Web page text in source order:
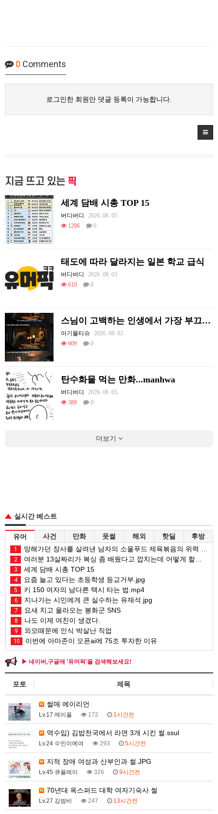
0 Comments
로그인한 회원만 댓글 등록이 가능합니다.
지금 뜨고 있는 픽
세계 담배 시총 TOP 15
버디버디
2026. 08. 05.
1206
0
태도에 따라 달라지는 일본 학교 급식
버디버디
2026. 08. 03.
610
0
스님이 고백하는 인생에서 가장 부끄러웠던 순간
아기물티슈
2026. 08. 02.
609
0
탄수화물 먹는 만화...manhwa
버디버디
2026. 08. 05.
389
0
더보기
실시간 베스트
유머 사건 만화 웃썰 해외 핫딜 후방
1 망해가던 장사를 살려낸 남자의 소울푸드 제육볶음의 위력 ㅋㅋ
2 여러분 13살짜리가 복싱 좀 배웠다고 깝치는데 어떻게 할까요?
3 세계 담배 시총 TOP 15
4 요즘 늘고 있다는 초등학생 등교거부.jpg
5 키 150 여자의 남다른 택시 타는 법.mp4
6 지나가는 시민에게 큰 실수하는 유재석.jpg
7 요새 치고 올라오는 봉화군 SNS
8 나도 이제 여친이 생겼다.
9 외모때문에 인식 박살난 직업
10 이번에 아마존이 오픈ai에 75조 투자한 이유
▶ 네이버,구글에 '유머픽'을 검색해보세요!
포토 제목
썰매 에이리언
Lv.17 메이플 172 1시간전
역수입) 김밥천국에서 라면 3개 시킨 썰.ssul
Lv.24 수민이에여 293 5시간전
지적 장애 여성과 산부인과 썰.JPG
Lv.45 큐플레이 326 9시간전
70년대 옥스퍼드 대학 여자기숙사 썰
Lv.27 김밤비 247 13시간전